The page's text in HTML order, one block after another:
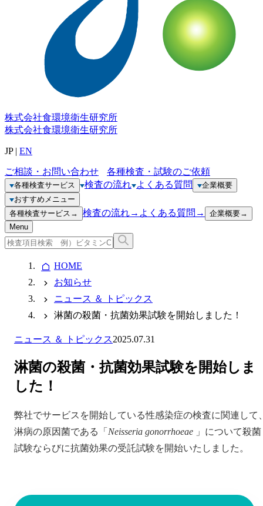
株式会社食環境衛生研究所
株式会社食環境衛生研究所
JP| EN
ご相談・お問い合わせ 各種検査・試験のご依頼
各種検査サービス 検査の流れ よくある質問
企業概要
おすすめメニュー
各種検査サービス → 検査の流れ→ よくある質問 → 企業概要→
Menu
HOME
お知らせ
ニュース ＆ トピックス
淋菌の殺菌・抗菌効果試験を開始しました！
ニュース ＆ トピックス2025.07.31
淋菌の殺菌・抗菌効果試験を開始しま
した！
弊社でサービスを開始している性感染症の検査に関連して
淋病の原因菌である「 Neisseria gonorrhoeae 」について殺菌
試験ならびに抗菌効果の受託試験を開始いたしました。